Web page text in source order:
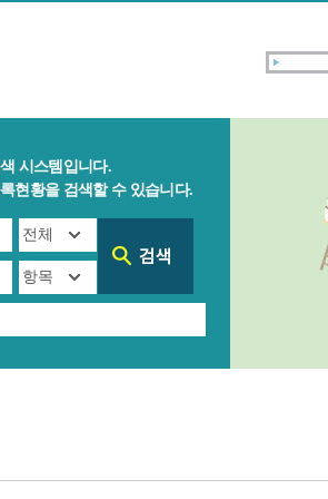
시스템입니다.
현황을 검색할 수 있습니다.